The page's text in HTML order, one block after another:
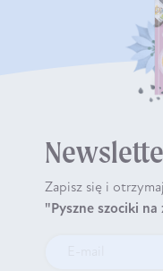
Zapisz się i otrzymaj
"Pyszne szociki